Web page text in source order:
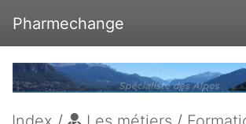
Pharmechange